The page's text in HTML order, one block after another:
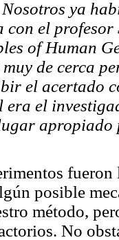
ya
con el
of Human
de cerca
el acertado
era el
posible
método,
No